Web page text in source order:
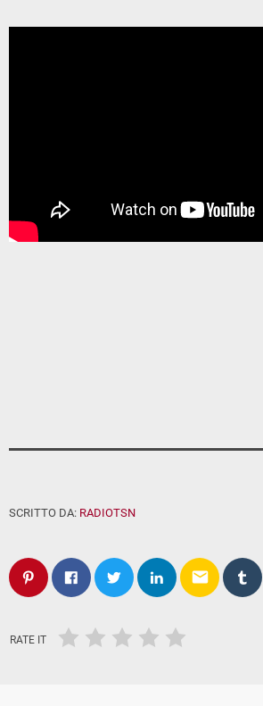
SCRITTO DA: RADIOTSN
email
RATE IT